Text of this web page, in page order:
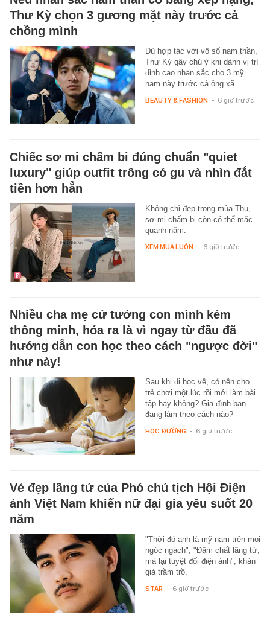
Thư Kỳ chọn 3 gương mặt này trước cả
chồng mình
Dù hợp tác với vô số nam thần,
Thư Kỳ gây chú ý khi dành vị trí
đỉnh cao nhan sắc cho 3 mỹ
nam này trước cả ông xã.
BEAUTY & FASHION - 6 giờ trước
Chiếc sơ mi chấm bi đúng chuẩn "quiet
luxury" giúp outfit trông có gu và nhìn đắt
tiền hơn hẳn
Không chỉ đẹp trong mùa Thu,
sơ mi chấm bi còn có thể mặc
quanh năm.
XEM MUA LUÔN - 6 giờ trước
Nhiều cha mẹ cứ tưởng con mình kém
thông minh, hóa ra là vì ngay từ đầu đã
hướng dẫn con học theo cách "ngược đời"
như này!
Sau khi đi học về, có nên cho
trẻ chơi một lúc rồi mới làm bài
tập hay không? Gia đình bạn
đang làm theo cách nào?
HỌC ĐƯỜNG - 6 giờ trước
Vẻ đẹp lãng tử của Phó chủ tịch Hội Điện
ảnh Việt Nam khiến nữ đại gia yêu suốt 20
năm
"Thời đó anh là mỹ nam trên mọi
ngóc ngách", "Đậm chất lãng tử,
mà lại tuyệt đối điện ảnh", khán
giả trầm trồ.
STAR - 6 giờ trước